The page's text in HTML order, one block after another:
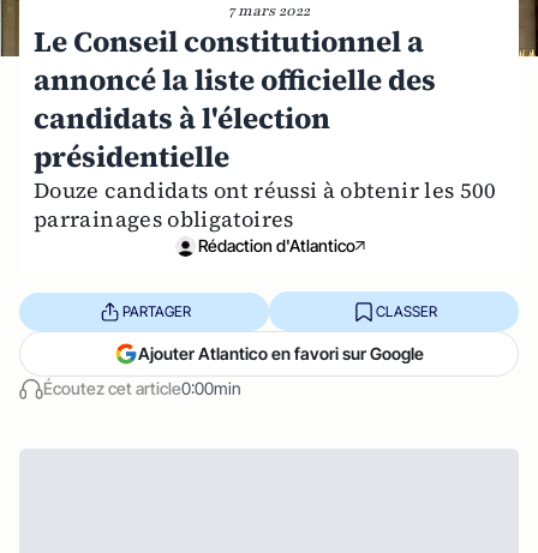
7 mars 2022
Le Conseil constitutionnel a
annoncé la liste officielle des
candidats à l'élection
présidentielle
Douze candidats ont réussi à obtenir les 500
parrainages obligatoires
Rédaction d'Atlantico
Écoutez cet article0:00min
PARTAGER CLASSER
Ajouter Atlantico en favori sur Google